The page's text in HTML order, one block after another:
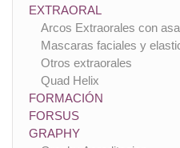
EXTRAORAL
Arcos Extraorales con
Mascaras faciales y
Otros extraorales
Quad Helix
FORMACIÓN
FORSUS
GRAPHY